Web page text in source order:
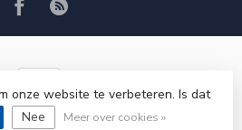
2026 VRSPLUS
onze website te verbeteren. Is dat
Nee Meer over cookies »